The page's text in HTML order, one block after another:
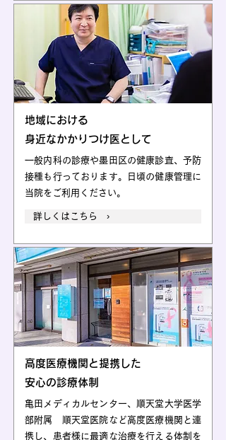
地域における
身近なかかりつけ医として
一般内科の診療や墨田区の健康診査、予防
接種も行っております。日頃の健康管理に
当院をご利用ください。
詳しくはこちら ›
高度医療機関と提携した​
安心の診療体制
亀田メディカルセンター、順天堂大学医学
部附属 順天堂医院など高度医療機関と連
携し、患者様に最適な治療を行える体制を